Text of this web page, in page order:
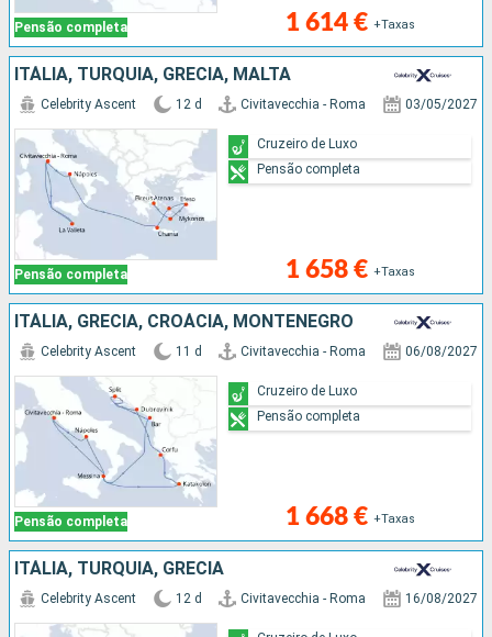
Pensão completa 1 614 € +Taxas
ITÁLIA, TURQUIA, GRÉCIA, MALTA
Pensão completa
Celebrity Ascent 12 d Civitavecchia - Roma 03/05/2027
1 658 € +Taxas
Cruzeiro de Luxo
Pensão completa
ITÁLIA, GRÉCIA, CROÁCIA, MONTENEGRO
Pensão completa
Celebrity Ascent 11 d Civitavecchia - Roma 06/08/2027
1 668 € +Taxas
Cruzeiro de Luxo
Pensão completa
ITÁLIA, TURQUIA, GRÉCIA
Celebrity Ascent 12 d Civitavecchia - Roma 16/08/2027